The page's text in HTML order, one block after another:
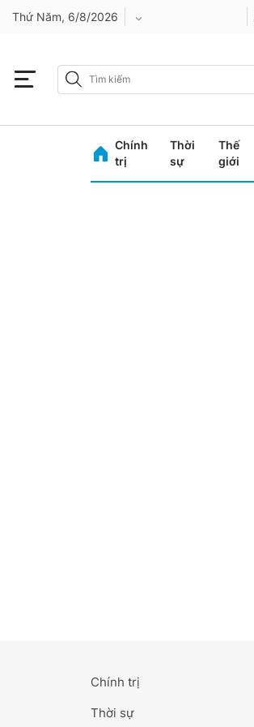
Thứ Năm, 6/8/2026
Bình Phước
Chính
trị
Thời
sự
Thế
giới
Chính trị
Thời sự